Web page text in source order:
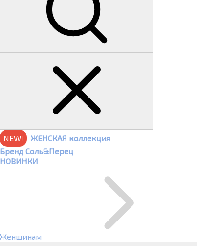
NEW!
ЖЕНСКАЯ коллекция
Бренд Соль&Перец
НОВИНКИ
Женщинам